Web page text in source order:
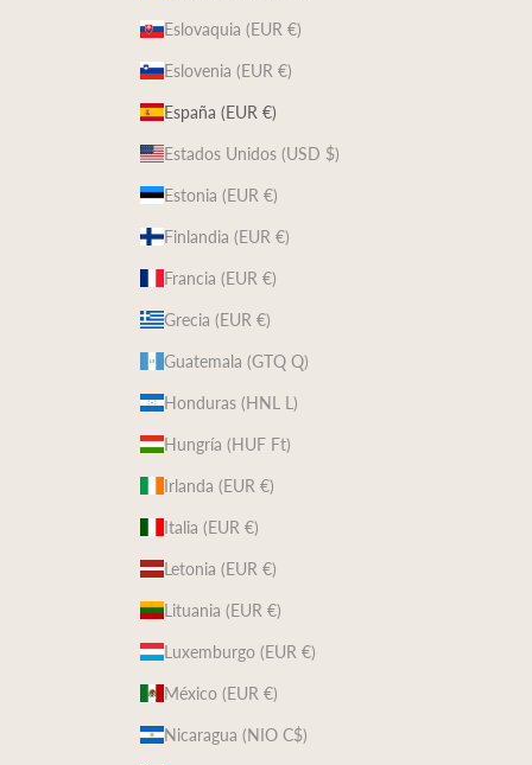
Eslovaquia (EUR €)
Eslovenia (EUR €)
España (EUR €)
Estados Unidos (USD $)
Estonia (EUR €)
Finlandia (EUR €)
Francia (EUR €)
Grecia (EUR €)
Guatemala (GTQ Q)
Honduras (HNL L)
Hungría (HUF Ft)
Irlanda (EUR €)
Italia (EUR €)
Letonia (EUR €)
Lituania (EUR €)
Luxemburgo (EUR €)
México (EUR €)
Nicaragua (NIO C$)